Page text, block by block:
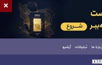
ما تبلیغات آرشیو
×